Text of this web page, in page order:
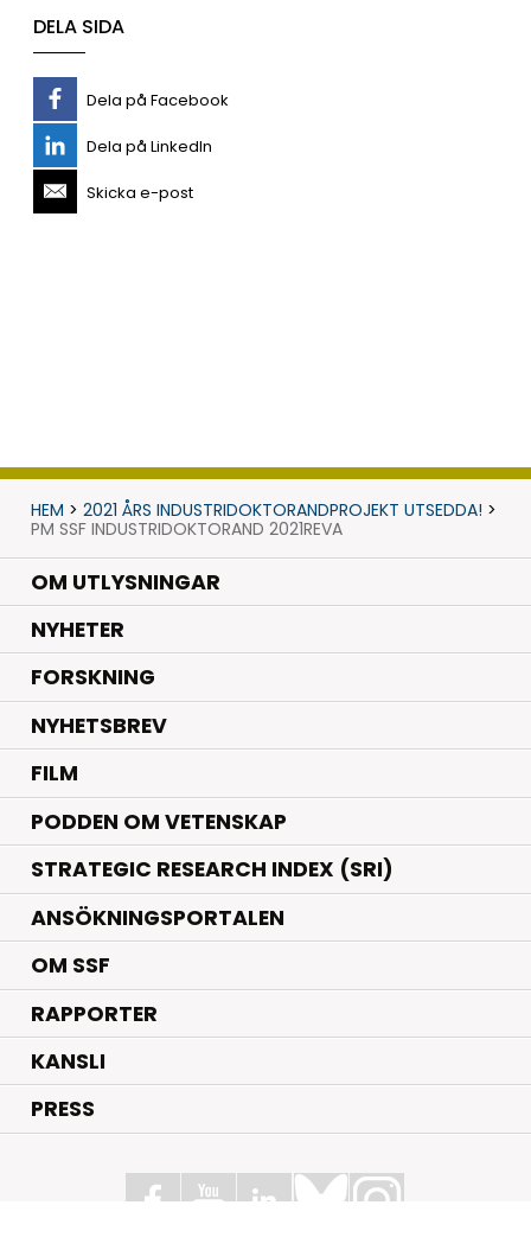
DELA SIDA
Dela på Facebook
Dela på LinkedIn
Skicka e-post
HEM > 2021 ÅRS INDUSTRIDOKTORANDPROJEKT UTSEDDA! >
PM SSF INDUSTRIDOKTORAND 2021REVA
OM UTLYSNINGAR
NYHETER.
FORSKNING.
NYHETSBREV
FILM
PODDEN OM VETENSKAP
STRATEGIC RESEARCH INDEX (SRI)
ANSÖKNINGSPORTALEN
OM SSF
RAPPORTER
KANSLI
PRESS